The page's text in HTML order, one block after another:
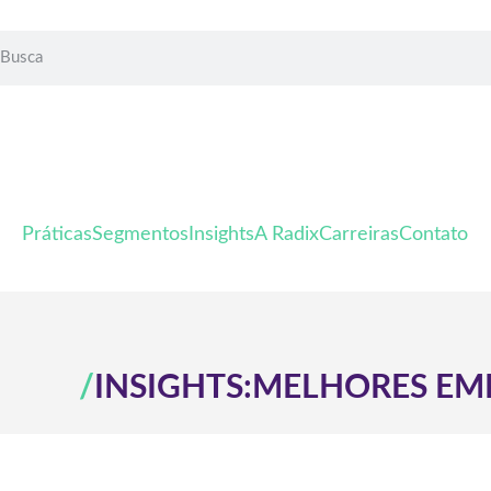
PráticasSegmentos InsightsA RadixCarreirasContato
/ INSIGHTS: MELHORES